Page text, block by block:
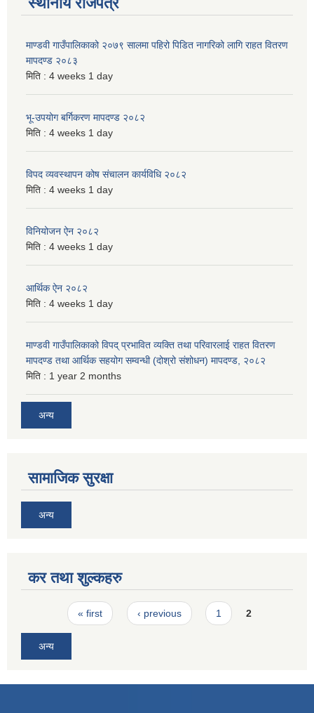
माण्डवी गाउँपालिकाको २०७९ सालमा पहिरो पिडित नागरिको लागि राहत वितरण
मापदण्ड २०८३
मिति : 4 weeks 1 day
भू-उपयोग बर्गिकरण मापदण्ड २०८२
मिति : 4 weeks 1 day
विपद व्यवस्थापन कोष संचालन कार्यविधि २०८२
मिति : 4 weeks 1 day
विनियोजन ऐन २०८२
मिति : 4 weeks 1 day
आर्थिक ऐन २०८२
मिति : 4 weeks 1 day
माण्डवी गाउँपालिकाको विपद् प्रभावित व्यक्ति तथा परिवारलाई राहत वितरण
मापदण्ड तथा आर्थिक सहयोग सम्वन्धी (दोश्रो संशोधन) मापदण्ड, २०८२
मिति : 1 year 2 months
अन्य
सामाजिक सुरक्षा
अन्य
कर तथा शुल्कहरु
Pages« first ‹ previous 1 2
अन्य